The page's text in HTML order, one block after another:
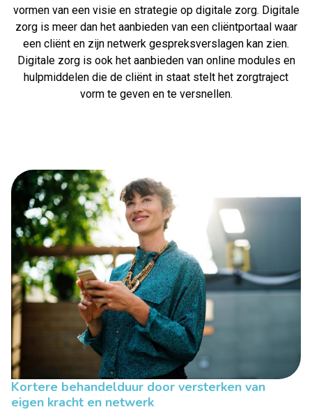
vormen van een visie en strategie op digitale zorg. Digitale
zorg is meer dan het aanbieden van een cliëntportaal waar
een cliënt en zijn netwerk gespreksverslagen kan zien.
Digitale zorg is ook het aanbieden van online modules en
hulpmiddelen die de cliënt in staat stelt het zorgtraject
vorm te geven en te versnellen.
Kortere behandelduur door versterken van
eigen kracht en netwerk